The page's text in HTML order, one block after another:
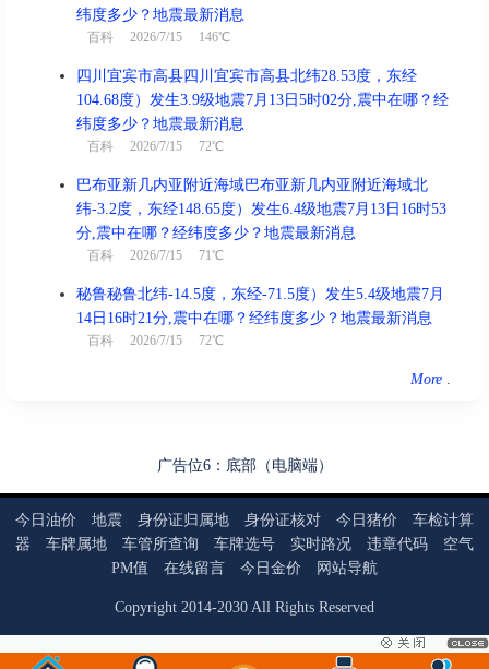
纬度多少？地震最新消息
百科 2026/7/15 146℃
四川宜宾市高县四川宜宾市高县北纬28.53度，东经
104.68度）发生3.9级地震7月13日5时02分,震中在哪？经
纬度多少？地震最新消息
百科 2026/7/15 72℃
巴布亚新几内亚附近海域巴布亚新几内亚附近海域北
纬-3.2度，东经148.65度）发生6.4级地震7月13日16时53
分,震中在哪？经纬度多少？地震最新消息
百科 2026/7/15 71℃
秘鲁秘鲁北纬-14.5度，东经-71.5度）发生5.4级地震7月
14日16时21分,震中在哪？经纬度多少？地震最新消息
百科 2026/7/15 72℃
More
广告位6：底部（电脑端）
今日油价 地震 身份证归属地 身份证核对 今日猪价
车检计算
器
车牌属地 车管所查询 车牌选号 实时路况 违章代码
空气
PM值
在线留言 今日金价 网站导航
Copyright 2014-2030 All Rights Reserved